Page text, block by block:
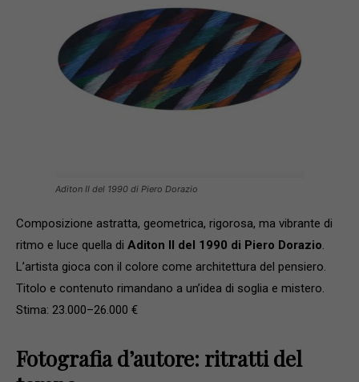
Aditon II del 1990 di Piero Dorazio
Composizione astratta, geometrica, rigorosa, ma vibrante di
ritmo e luce quella di Aditon II del 1990 di Piero Dorazio.
L’artista gioca con il colore come architettura del pensiero.
Titolo e contenuto rimandano a un’idea di soglia e mistero.
Stima: 23.000–26.000 €
Fotografia d’autore: ritratti del